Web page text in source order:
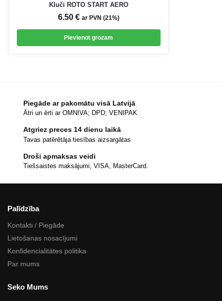
Kluči ROTO START AERO
6.50 € ar PVN (21%)
Pievienot grozam
Piegāde ar pakomātu visā Latvijā
Ātri un ērti ar OMNIVA; DPD; VENIPAK
Atgriez preces 14 dienu laikā
Tavas patērētāja tiesības aizsargātas
Droši apmaksas veidi
Tiešsaistes maksājumi, VISA, MasterCard.
Palīdzība
Kontakti / Piegāde
Lietošanas nosacījumi
Konfidencialitātes politika
Par mums
Seko Mums